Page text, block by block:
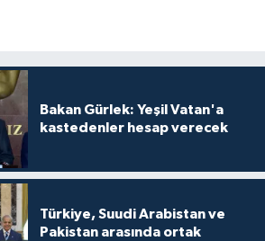
Bakan Gürlek: Yeşil Vatan'a
kastedenler hesap verecek
Türkiye, Suudi Arabistan ve
Pakistan arasında ortak